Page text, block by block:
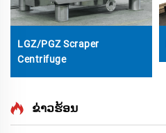
LGZ/PGZ Scraper
Centrifuge
ຂ່າວຮ້ອນ